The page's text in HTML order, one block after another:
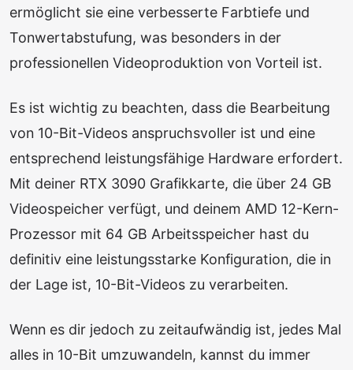
ermöglicht sie eine verbesserte Farbtiefe und
Tonwertabstufung, was besonders in der
professionellen Videoproduktion von Vorteil ist.
Es ist wichtig zu beachten, dass die Bearbeitung
von 10-Bit-Videos anspruchsvoller ist und eine
entsprechend leistungsfähige Hardware erfordert.
Mit deiner RTX 3090 Grafikkarte, die über 24 GB
Videospeicher verfügt, und deinem AMD 12-Kern-
Prozessor mit 64 GB Arbeitsspeicher hast du
definitiv eine leistungsstarke Konfiguration, die in
der Lage ist, 10-Bit-Videos zu verarbeiten.
Wenn es dir jedoch zu zeitaufwändig ist, jedes Mal
alles in 10-Bit umzuwandeln, kannst du immer